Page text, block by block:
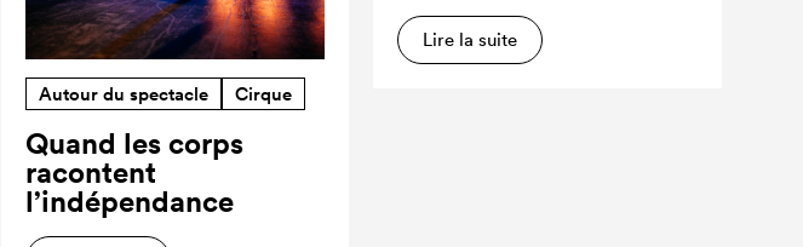
Autour du spectacle Cirque
Quand les corps
racontent
l’indépendance
Lire la suite